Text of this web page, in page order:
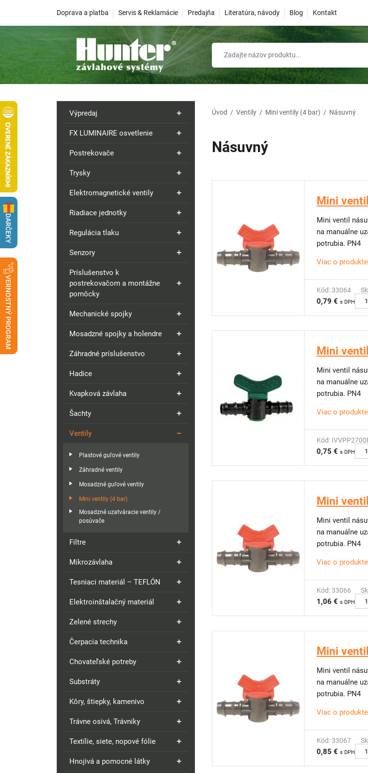
Doprava a platba Servis & Reklamácie Predajňa Literatúra, návody Blog Kontakt
Výpredaj
FX LUMINAIRE osvetlenie
Postrekovače
Trysky
Elektromagnetické ventily
Riadiace jednotky
Regulácia tlaku
Senzory
Príslušenstvo k
postrekovačom a montážne
pomôcky
Mechanické spojky
Mosadzné spojky a holendre
Záhradné príslušenstvo
Hadice
Kvapková závlaha
Šachty
Ventily
Plastové guľové ventily
Záhradné ventily
Mosadzné guľové ventily
Mini ventily (4 bar)
Mosadzné uzatváracie ventily /
posúvače
Filtre
Mikrozávlaha
Tesniaci materiál – TEFLÓN
Elektroinštalačný materiál
Zelené strechy
Čerpacia technika
Chovateľské potreby
Substráty
Kôry, štiepky, kamenivo
Trávne osivá, Trávniky
Textílie, siete, nopové fólie
Hnojivá a pomocné látky
Úvod / Ventily / Mini ventily (4 bar) / Násuvný
Násuvný
Mini
Mini ventil
na manuálne
potrubia. PN4
Viac o produkte
Kód: 33064
0,79 € s DPH
Mini
Mini ventil
na manuálne
potrubia. PN4
Viac o produkte
Kód:
0,75 € s DPH
Mini
Mini ventil
na manuálne
potrubia. PN4
Viac o produkte
Kód: 33066
1,06 € s DPH
Mini
Mini ventil
na manuálne
potrubia. PN4
Viac o produkte
Kód: 33067
0,85 € s DPH
DARČEKY
VERNOSTNÝ PROGRAM